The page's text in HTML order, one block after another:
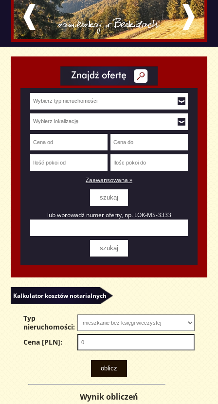
Zaawansowana »
lub wprowadź numer oferty, np. LOK-MS-3333
Kalkulator kosztów notarialnych
Typ
nieruchomości:
Cena [PLN]:
Wynik obliczeń